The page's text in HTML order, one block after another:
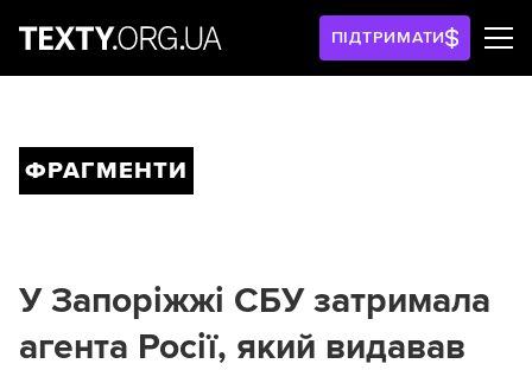
ПІДТРИМАТИ
ФРАГМЕНТИ
У Запоріжжі СБУ затримала
агента Росії, який видавав